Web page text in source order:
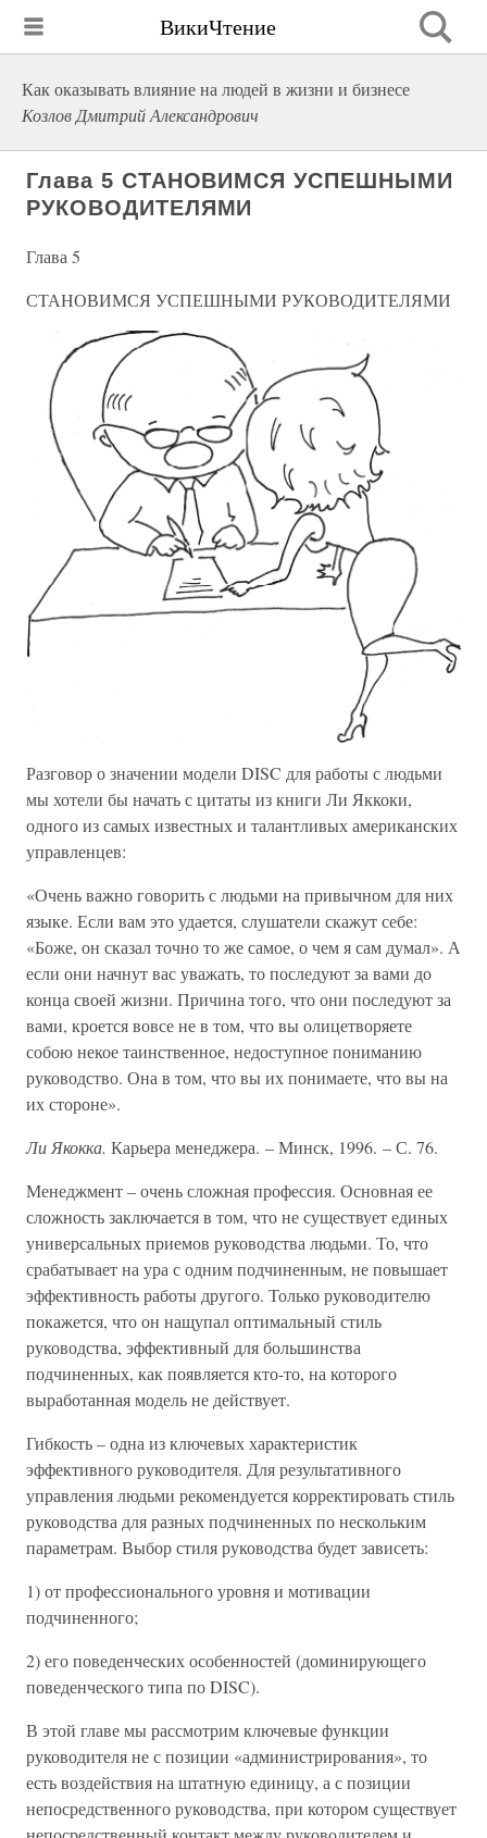
ВикиЧтение
Как оказывать влияние на людей в жизни и бизнесе
Козлов Дмитрий Александрович
Глава 5 СТАНОВИМСЯ УСПЕШНЫМИ
РУКОВОДИТЕЛЯМИ
Глава 5
СТАНОВИМСЯ УСПЕШНЫМИ РУКОВОДИТЕЛЯМИ
Разговор о значении модели DISC для работы с людьми
мы хотели бы начать с цитаты из книги Ли Яккоки,
одного из самых известных и талантливых американских
управленцев:
«Очень важно говорить с людьми на привычном для них
языке. Если вам это удается, слушатели скажут себе:
«Боже, он сказал точно то же самое, о чем я сам думал». А
если они начнут вас уважать, то последуют за вами до
конца своей жизни. Причина того, что они последуют за
вами, кроется вовсе не в том, что вы олицетворяете
собою некое таинственное, недоступное пониманию
руководство. Она в том, что вы их понимаете, что вы на
их стороне».
Ли Якокка. Карьера менеджера. – Минск, 1996. – С. 76.
Менеджмент – очень сложная профессия. Основная ее
сложность заключается в том, что не существует единых
универсальных приемов руководства людьми. То, что
срабатывает на ура с одним подчиненным, не повышает
эффективность работы другого. Только руководителю
покажется, что он нащупал оптимальный стиль
руководства, эффективный для большинства
подчиненных, как появляется кто-то, на которого
выработанная модель не действует.
Гибкость – одна из ключевых характеристик
эффективного руководителя. Для результативного
управления людьми рекомендуется корректировать стиль
руководства для разных подчиненных по нескольким
параметрам. Выбор стиля руководства будет зависеть:
1) от профессионального уровня и мотивации
подчиненного;
2) его поведенческих особенностей (доминирующего
поведенческого типа по DISC).
В этой главе мы рассмотрим ключевые функции
руководителя не с позиции «администрирования», то
есть воздействия на штатную единицу, а с позиции
непосредственного руководства, при котором существует